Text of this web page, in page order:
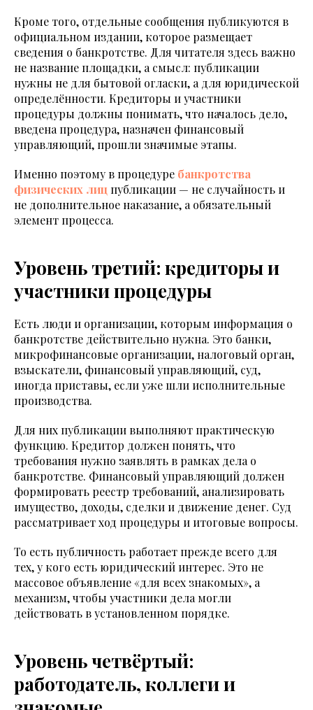
Кроме того, отдельные сообщения публикуются в
официальном издании, которое размещает
сведения о банкротстве. Для читателя здесь важно
не название площадки, а смысл: публикации
нужны не для бытовой огласки, а для юридической
определённости. Кредиторы и участники
процедуры должны понимать, что началось дело,
введена процедура, назначен финансовый
управляющий, прошли значимые этапы.
Именно поэтому в процедуре банкротства
физических лиц публикации — не случайность и
не дополнительное наказание, а обязательный
элемент процесса.
Уровень третий: кредиторы и
участники процедуры
Есть люди и организации, которым информация о
банкротстве действительно нужна. Это банки,
микрофинансовые организации, налоговый орган,
взыскатели, финансовый управляющий, суд,
иногда приставы, если уже шли исполнительные
производства.
Для них публикации выполняют практическую
функцию. Кредитор должен понять, что
требования нужно заявлять в рамках дела о
банкротстве. Финансовый управляющий должен
формировать реестр требований, анализировать
имущество, доходы, сделки и движение денег. Суд
рассматривает ход процедуры и итоговые вопросы.
То есть публичность работает прежде всего для
тех, у кого есть юридический интерес. Это не
массовое объявление «для всех знакомых», а
механизм, чтобы участники дела могли
действовать в установленном порядке.
Уровень четвёртый:
работодатель, коллеги и